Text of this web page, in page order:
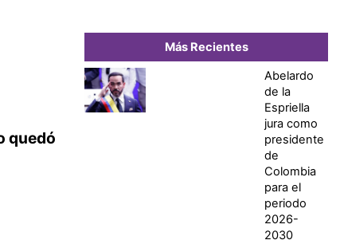
quedó
Más Recientes
Abelardo
de la
Espriella
jura como
presidente
de
Colombia
para el
periodo
2026-
2030